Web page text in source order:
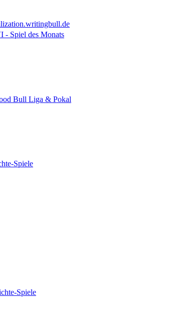
- Spiel des Monats
Bull Liga & Pokal
Spiele
Spiele